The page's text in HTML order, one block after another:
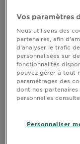
Vos paramètres
Nous utilisons des
partenaires, afin
d’analyser le trafic
personnalisées sur
fonctionnalités
pouvez gérer à tout
paramétrages des
dont nos partenaires
personnelles
Personnaliser